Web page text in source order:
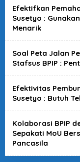
Efektifkan
Susetyo :
Menarik
Soal Peta Jalan
Stafsus BPIP :
Efektivitas
Susetyo : Butuh
Kolaborasi BPIP
Sepakati MoU
Pancasila